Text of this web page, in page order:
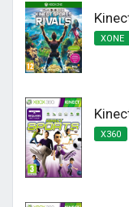
XONE
X360